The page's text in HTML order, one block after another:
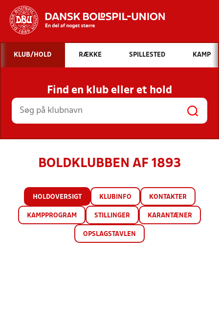
Hvad vil du søge efter?
INDHOLD OG NYHEDER
STILLINGER, RESULTATER, KLUBBER OG
HOLD
KLUB/HOLD RÆKKE SPILLESTED KAMP
Find en klub eller et hold
BOLDKLUBBEN AF 1893
HOLDOVERSIGT KLUBINFO KONTAKTER
KAMPPROGRAM STILLINGER KARANTÆNER
OPSLAGSTAVLEN